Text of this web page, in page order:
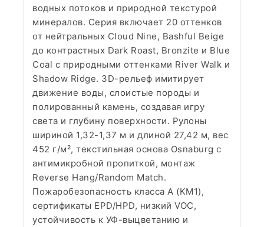
водных потоков и природной текстурой
минералов. Серия включает 20 оттенков
от нейтральных Cloud Nine, Bashful Beige
до контрастных Dark Roast, Bronzite и Blue
Coal с природными оттенками River Walk и
Shadow Ridge. 3D-рельеф имитирует
движение воды, слоистые породы и
полированный камень, создавая игру
света и глубину поверхности. Рулоны
шириной 1,32-1,37 м и длиной 27,42 м, вес
452 г/м², текстильная основа Osnaburg с
антимикробной пропиткой, монтаж
Reverse Hang/Random Match.
Пожаробезопасность класса А (КМ1),
сертификаты EPD/HPD, низкий VOC,
устойчивость к УФ-выцветанию и